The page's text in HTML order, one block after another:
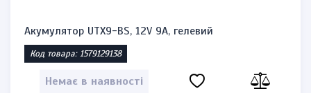
Акумулятор UTX9-BS, 12V 9A, гелевий
Код товара: 1579129138
Немає в наявності